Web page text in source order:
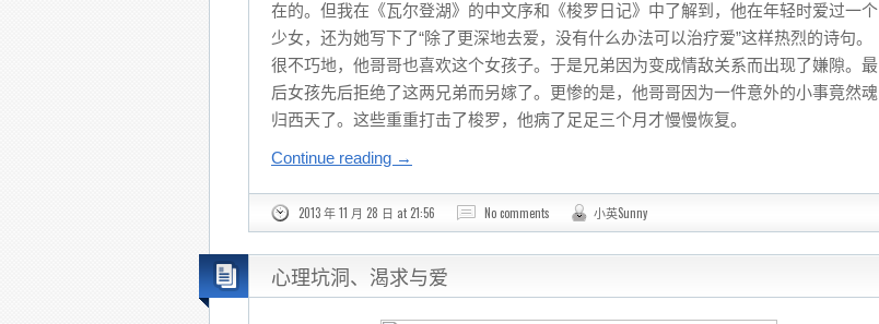
在的。但我在《瓦尔登湖》的中文序和《梭罗日记》中了解到，他在年轻时爱过一个
少女，还为她写下了“除了更深地去爱，没有什么办法可以治疗爱”这样热烈的诗句。
很不巧地，他哥哥也喜欢这个女孩子。于是兄弟因为变成情敌关系而出现了嫌隙。最
后女孩先后拒绝了这两兄弟而另嫁了。更惨的是，他哥哥因为一件意外的小事竟然魂
归西天了。这些重重打击了梭罗，他病了足足三个月才慢慢恢复。
Continue reading →
2013 年 11 月 28 日 at 21:56 No comments 小英Sunny
心理坑洞、渴求与爱